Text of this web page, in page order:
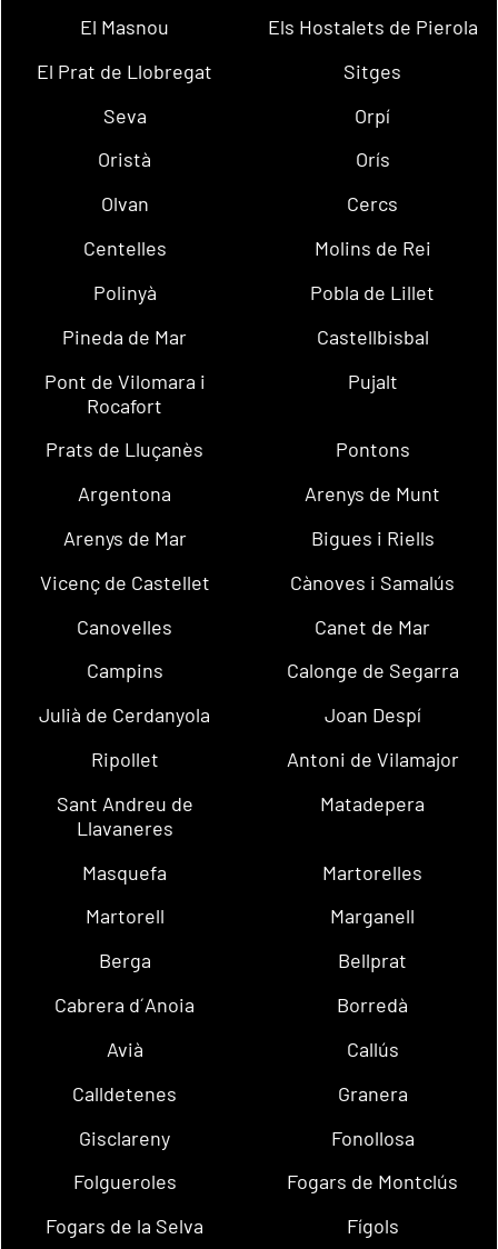
El Masnou
Els Hostalets de Pierola
El Prat de Llobregat
Sitges
Seva
Orpí
Oristà
Orís
Olvan
Cercs
Centelles
Molins de Rei
Polinyà
Pobla de Lillet
Pineda de Mar
Castellbisbal
Pont de Vilomara i
Rocafort
Pujalt
Prats de Lluçanès
Pontons
Argentona
Arenys de Munt
Arenys de Mar
Bigues i Riells
Vicenç de Castellet
Cànoves i Samalús
Canovelles
Canet de Mar
Campins
Calonge de Segarra
Julià de Cerdanyola
Joan Despí
Ripollet
Antoni de Vilamajor
Sant Andreu de
Llavaneres
Matadepera
Masquefa
Martorelles
Martorell
Marganell
Berga
Bellprat
Cabrera d´Anoia
Borredà
Avià
Callús
Calldetenes
Granera
Gisclareny
Fonollosa
Folgueroles
Fogars de Montclús
Fogars de la Selva
Fígols